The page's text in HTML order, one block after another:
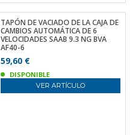
TAPÓN DE VACIADO DE LA CAJA DE
CAMBIOS AUTOMÁTICA DE 6
VELOCIDADES SAAB 9.3 NG BVA
AF40-6
59,60 €
DISPONIBLE
VER ARTÍCULO